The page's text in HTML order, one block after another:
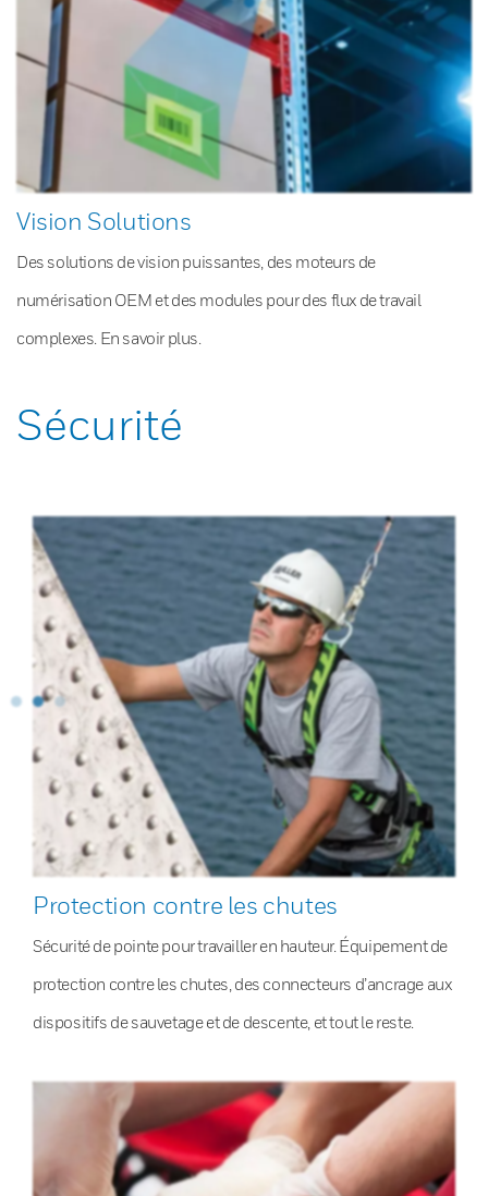
Vision Solutions
Des solutions de vision puissantes, des moteurs de
numérisation OEM et des modules pour des flux de travail
complexes. En savoir plus.
Sécurité
Protection contre les chutes
Sécurité de pointe pour travailler en hauteur. Équipement de
protection contre les chutes, des connecteurs d’ancrage aux
dispositifs de sauvetage et de descente, et tout le reste.